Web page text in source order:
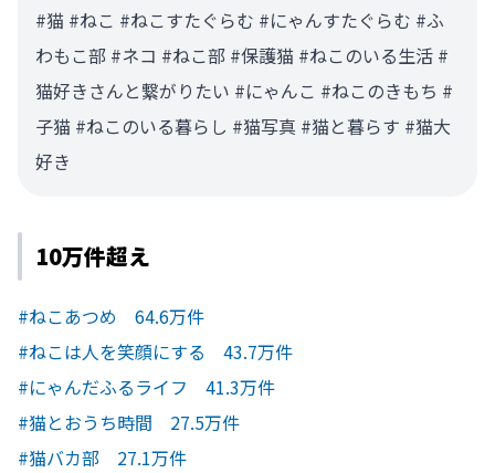
#猫 #ねこ #ねこすたぐらむ #にゃんすたぐらむ #ふ
わもこ部 #ネコ #ねこ部 #保護猫 #ねこのいる生活 #
猫好きさんと繋がりたい #にゃんこ #ねこのきもち #
子猫 #ねこのいる暮らし #猫写真 #猫と暮らす #猫大
好き
10万件超え
#ねこあつめ 64.6万件
#ねこは人を笑顔にする 43.7万件
#にゃんだふるライフ 41.3万件
#猫とおうち時間 27.5万件
#猫バカ部 27.1万件